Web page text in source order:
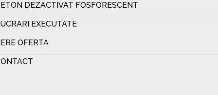
DEZACTIVAT FOSFORESCENT
EXECUTATE
OFERTA